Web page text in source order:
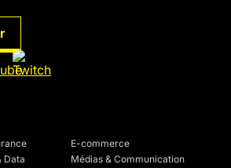
Data
E-commerce
Médias & Communication